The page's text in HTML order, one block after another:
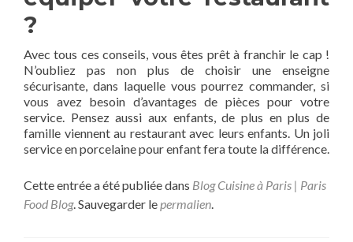
?
Avec tous ces conseils, vous êtes prêt à franchir le cap !
N’oubliez pas non plus de choisir une enseigne
sécurisante, dans laquelle vous pourrez commander, si
vous avez besoin d’avantages de pièces pour votre
service. Pensez aussi aux enfants, de plus en plus de
famille viennent au restaurant avec leurs enfants. Un joli
service en porcelaine pour enfant fera toute la différence.
Cette entrée a été publiée dans Blog Cuisine à Paris | Paris
Food Blog. Sauvegarder lepermalien.